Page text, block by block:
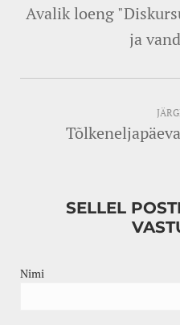
Avalik loeng
ja
SELLEL
Nimi